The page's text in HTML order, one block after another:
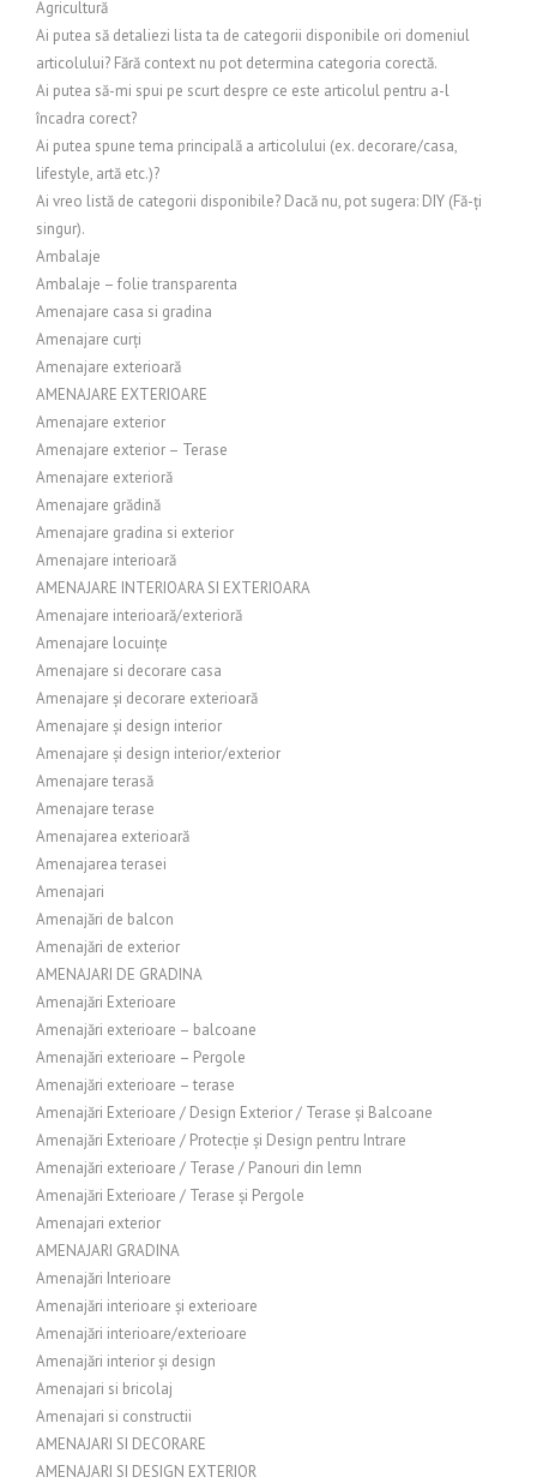
Agricultură
Ai putea să detaliezi lista ta de categorii disponibile ori domeniul
articolului? Fără context nu pot determina categoria corectă.
Ai putea să-mi spui pe scurt despre ce este articolul pentru a-l
încadra corect?
Ai putea spune tema principală a articolului (ex. decorare/casa,
lifestyle, artă etc.)?
Ai vreo listă de categorii disponibile? Dacă nu, pot sugera: DIY (Fă-ți
singur).
Ambalaje
Ambalaje – folie transparenta
Amenajare casa si gradina
Amenajare curți
Amenajare exterioară
AMENAJARE EXTERIOARE
Amenajare exterior
Amenajare exterior – Terase
Amenajare exterioră
Amenajare grădină
Amenajare gradina si exterior
Amenajare interioară
AMENAJARE INTERIOARA SI EXTERIOARA
Amenajare interioară/exterioră
Amenajare locuințe
Amenajare si decorare casa
Amenajare și decorare exterioară
Amenajare și design interior
Amenajare și design interior/exterior
Amenajare terasă
Amenajare terase
Amenajarea exterioară
Amenajarea terasei
Amenajari
Amenajări de balcon
Amenajări de exterior
AMENAJARI DE GRADINA
Amenajări Exterioare
Amenajări exterioare – balcoane
Amenajări exterioare – Pergole
Amenajări exterioare – terase
Amenajări Exterioare / Design Exterior / Terase și Balcoane
Amenajări Exterioare / Protecție și Design pentru Intrare
Amenajări exterioare / Terase / Panouri din lemn
Amenajări Exterioare / Terase și Pergole
Amenajari exterior
AMENAJARI GRADINA
Amenajări Interioare
Amenajări interioare și exterioare
Amenajări interioare/exterioare
Amenajări interior și design
Amenajari si bricolaj
Amenajari si constructii
AMENAJARI SI DECORARE
AMENAJARI SI DESIGN EXTERIOR